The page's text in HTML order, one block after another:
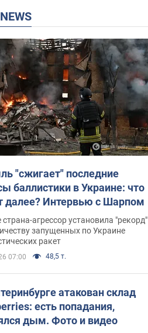
NEWS
"сжигает" последние
баллистики в Украине: что
далее? Интервью с Шарпом
агрессор установила "рекорд"
запущенных по Украине
ракет
07:00 48,5 т.
атакован склад
есть попадания,
дым. Фото и видео